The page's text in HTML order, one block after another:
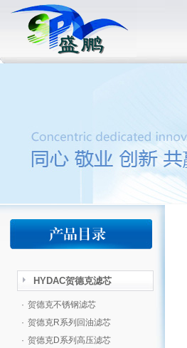
HYDAC贺德克滤芯
· 贺德克不锈钢滤芯
· 贺德克R系列回油滤芯
· 贺德克D系列高压滤芯